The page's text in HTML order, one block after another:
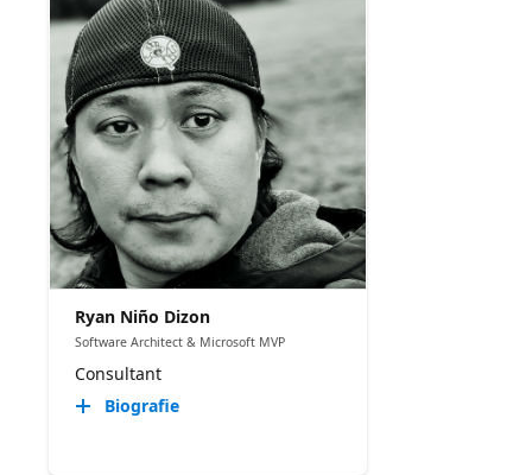
Ryan Niño Dizon
Software Architect & Microsoft MVP
Consultant
Biografie